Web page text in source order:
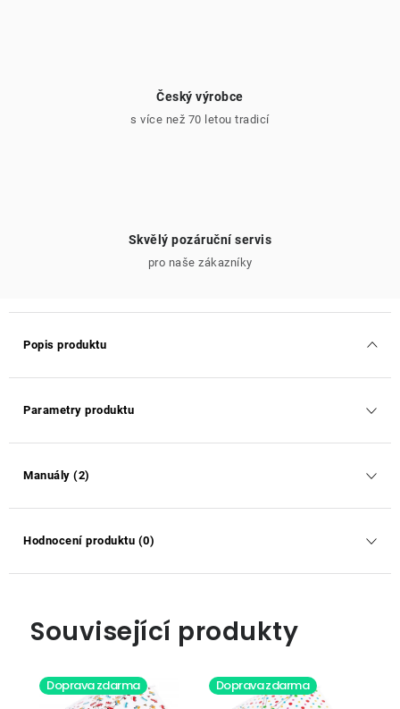
Český výrobce
s více než 70 letou tradicí
Skvělý pozáruční servis
pro naše zákazníky
Popis produktu
Parametry produktu
Manuály (2)
Hodnocení produktu (0)
Související produkty
Doprava zdarma Doprava zdarma